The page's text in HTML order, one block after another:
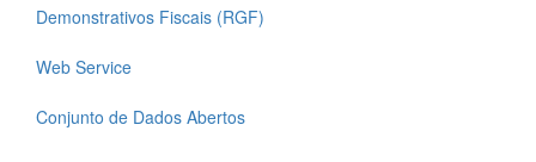
Demonstrativos Fiscais (RGF)
Web Service
Conjunto de Dados Abertos